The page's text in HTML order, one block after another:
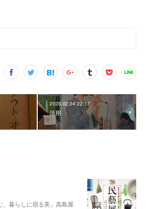
2020.02.04 22:17
活用
、暮らしに宿る美」高島屋